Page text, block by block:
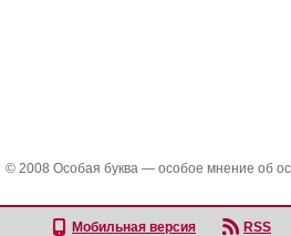
© 2008 Особая буква — особое мнение об
Мобильная версия
RSS